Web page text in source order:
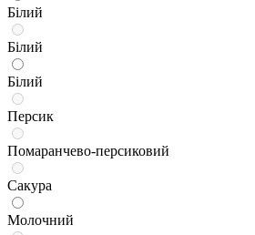
Білий
Білий
Білий
Персик
Помаранчево-персиковий
Сакура
Молочний